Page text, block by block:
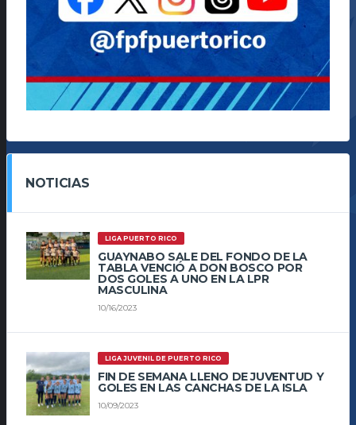
NOTICIAS
LIGA PUERTO RICO
GUAYNABO SALE DEL FONDO DE LA
TABLA VENCIÓ A DON BOSCO POR
DOS GOLES A UNO EN LA LPR
MASCULINA
10/16/2023
LIGA JUVENIL DE PUERTO RICO
FIN DE SEMANA LLENO DE JUVENTUD Y
GOLES EN LAS CANCHAS DE LA ISLA
10/09/2023